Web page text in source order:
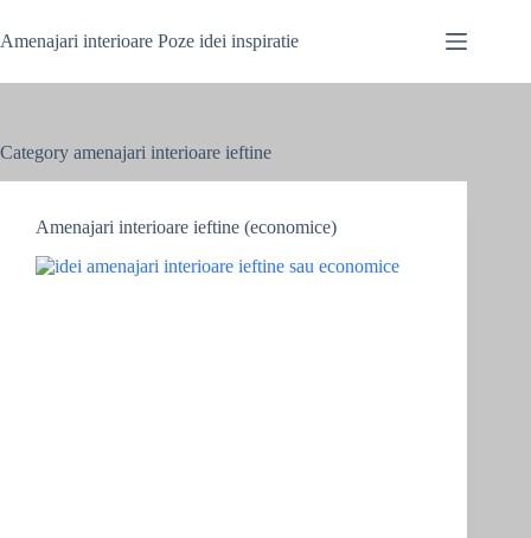
to
content
Amenajari interioare Poze idei inspiratie
Category amenajari interioare ieftine
Amenajari interioare ieftine (economice)